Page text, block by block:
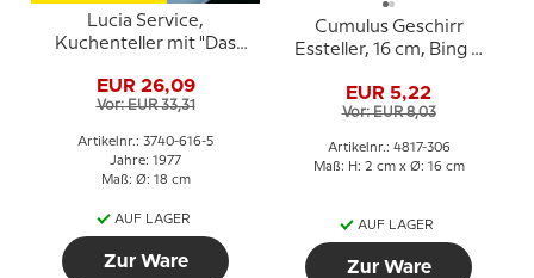
Lucia Service,
Kuchenteller mit "Das
Gröndahl
EUR 26,09
Vor: EUR 33,31
Artikelnr.: 3740-616-5
Jahre: 1977
Maß: Ø: 18 cm
AUF LAGER
Zur Ware
Cumulus Geschirr
Essteller, 16 cm, Bing &
EUR 5,22
Vor: EUR 8,03
Artikelnr.: 4817-306
Maß: H: 2 cm x Ø: 16 cm
AUF LAGER
Zur Ware